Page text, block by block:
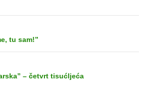
tu sam!”
– četvrt tisućljeća